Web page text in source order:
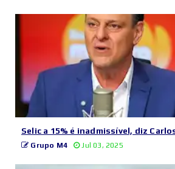
Selic a 15% é inadmissível, diz
Grupo M4 Jul 03, 2025